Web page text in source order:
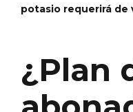
potasio requerirá de
¿Plan